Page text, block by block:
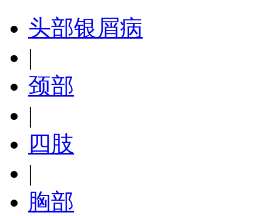
头部银屑病
|
颈部
|
四肢
|
胸部